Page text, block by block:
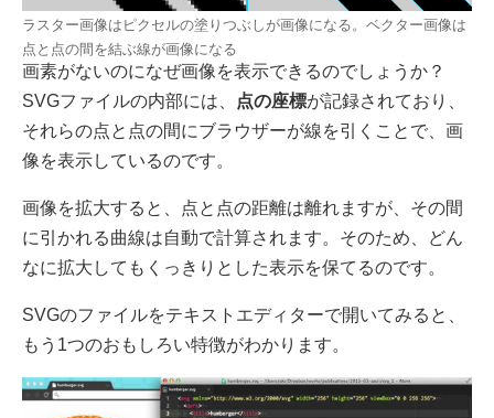
ラスター画像はピクセルの塗りつぶしが画像になる。ベクター画像は
点と点の間を結ぶ線が画像になる
画素がないのになぜ画像を表示できるのでしょうか？
SVGファイルの内部には、
点の座標が記録されており、
それらの点と点の間にブラウザーが線を引くことで、画
像を表示しているのです。
画像を拡大すると、点と点の距離は離れますが、その間
に引かれる曲線は自動で計算されます。そのため、どん
なに拡大してもくっきりとした表示を保てるのです。
SVGのファイルをテキストエディターで開いてみると、
もう1つのおもしろい特徴がわかります。